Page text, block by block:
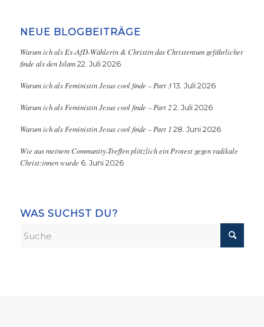
NEUE BLOGBEITRÄGE
Warum ich als Ex-AfD-Wählerin & Christin das Christentum gefährlicher
finde als den Islam 22. Juli 2026
Warum ich als Feministin Jesus cool finde – Part 3 13. Juli 2026
Warum ich als Feministin Jesus cool finde – Part 2 2. Juli 2026
Warum ich als Feministin Jesus cool finde – Part 1 28. Juni 2026
Wie aus meinem Community-Treffen plötzlich ein Protest gegen radikale
Christ:innen wurde 6. Juni 2026
WAS SUCHST DU?